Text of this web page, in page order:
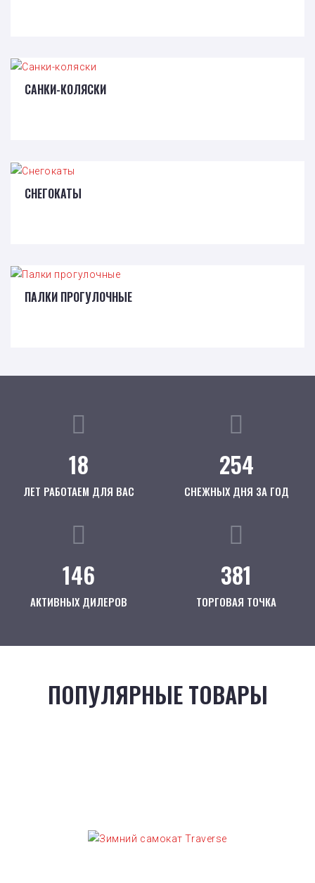
САНКИ-КОЛЯСКИ
СНЕГОКАТЫ
ПАЛКИ ПРОГУЛОЧНЫЕ
18
ЛЕТ РАБОТАЕМ ДЛЯ ВАС
254
СНЕЖНЫХ ДНЯ ЗА ГОД
146
АКТИВНЫХ ДИЛЕРОВ
381
ТОРГОВАЯ ТОЧКА
ПОПУЛЯРНЫЕ ТОВАРЫ